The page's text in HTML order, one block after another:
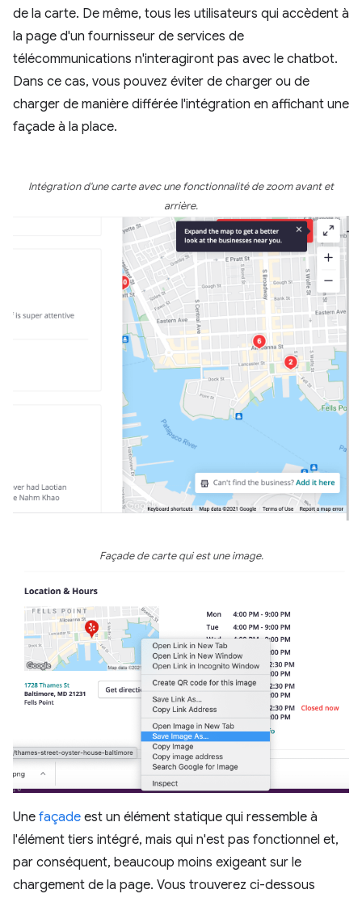
de la carte. De même, tous les utilisateurs qui accèdent à
la page d'un fournisseur de services de
télécommunications n'interagiront pas avec le chatbot.
Dans ce cas, vous pouvez éviter de charger ou de
charger de manière différée l'intégration en affichant une
façade à la place.
Intégration d'une carte avec une fonctionnalité de zoom avant et
arrière.
Façade de carte qui est une image.
Une façade est un élément statique qui ressemble à
l'élément tiers intégré, mais qui n'est pas fonctionnel et,
par conséquent, beaucoup moins exigeant sur le
chargement de la page. Vous trouverez ci-dessous